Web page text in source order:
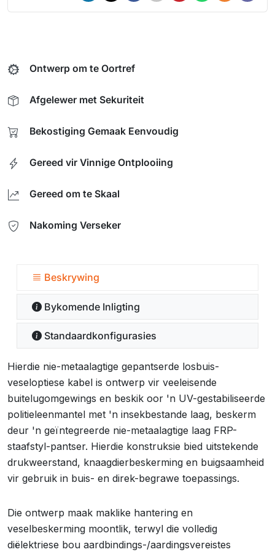
Ontwerp om te Oortref
Afgelewer met Sekuriteit
Bekostiging Gemaak Eenvoudig
Gereed vir Vinnige Ontplooiing
Gereed om te Skaal
Nakoming Verseker
Beskrywing
Bykomende Inligting
Standaardkonfigurasies
Hierdie nie-metaalagtige gepantserde losbuis-
veseloptiese kabel is ontwerp vir veeleisende
buitelugomgewings en beskik oor 'n UV-gestabiliseerde
politieleenmantel met 'n insekbestande laag, beskerm
deur 'n geïntegreerde nie-metaalagtige laag FRP-
staafstyl-pantser. Hierdie konstruksie bied uitstekende
drukweerstand, knaagdierbeskerming en buigsaamheid
vir gebruik in buis- en direk-begrawe toepassings.
Die ontwerp maak maklike hantering en
veselbeskerming moontlik, terwyl die volledig
diëlektriese bou aardbindings-/aardingsvereistes